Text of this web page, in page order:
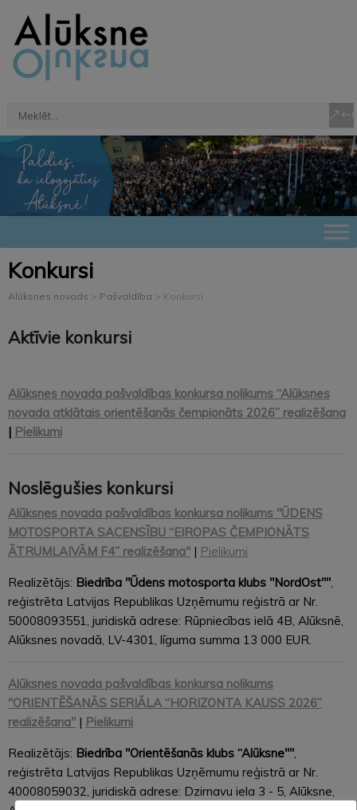
Konkursi
Alūksnes novads > Pašvaldība > Konkursi
Aktīvie konkursi
Alūksnes novada pašvaldības konkursa nolikums “Alūksnes
novada atklātais orientēšanās čempionāts 2026” realizēšana
| Pielikumi
Noslēgušies konkursi
Alūksnes novada pašvaldības konkursa nolikums "ŪDENS
MOTOSPORTA SACENSĪBU “EIROPAS ČEMPIONĀTS
ĀTRUMLAIVĀM F4” realizēšana" | Pielikumi
Realizētājs: Biedrība "Ūdens motosporta klubs "NordOst""
reģistrēta Latvijas Republikas Uzņēmumu reģistrā ar Nr.
50008093551, juridiskā adrese: Rūpniecības ielā 4B, Alūksnē,
Alūksnes novadā, LV-4301, līguma summa 13 000 EUR.
Alūksnes novada pašvaldības konkursa nolikums
"ORIENTĒŠANĀS SERIĀLA “HORIZONTA KAUSS 2026”
realizēšana" | Pielikumi
Realizētājs: Biedrība "Orientēšanās klubs “Alūksne""
reģistrēta Latvijas Republikas Uzņēmumu reģistrā ar Nr.
40008059032, juridiskā adrese: Dzirnavu iela 3 - 5, Alūksne,